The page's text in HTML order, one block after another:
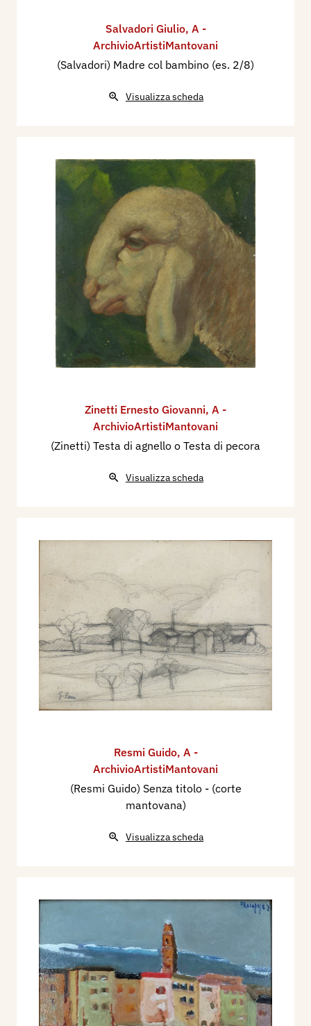
Salvadori Giulio, A -
ArchivioArtistiMantovani
(Salvadori) Madre col bambino (es. 2/8)
Visualizza scheda
Zinetti Ernesto Giovanni, A -
ArchivioArtistiMantovani
(Zinetti) Testa di agnello o Testa di pecora
Visualizza scheda
Resmi Guido, A -
ArchivioArtistiMantovani
(Resmi Guido) Senza titolo - (corte
mantovana)
Visualizza scheda